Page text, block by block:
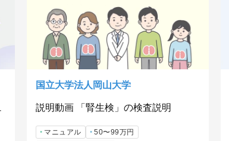
国立大学法人岡山大学
説明動画 「腎生検」の検査説明
マニュアル
50〜99万円